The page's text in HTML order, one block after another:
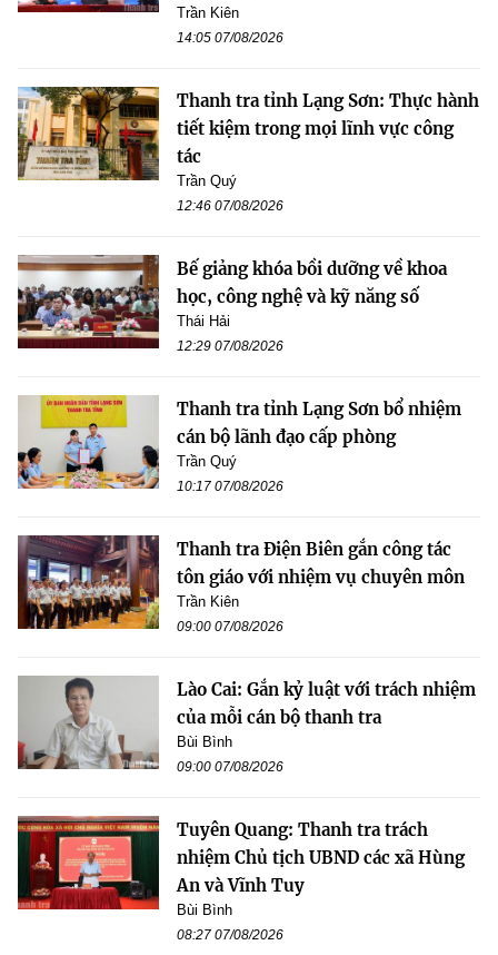
Trần Kiên
14:05 07/08/2026
Thanh tra tỉnh Lạng Sơn: Thực hành
tiết kiệm trong mọi lĩnh vực công
tác
Trần Quý
12:46 07/08/2026
Bế giảng khóa bồi dưỡng về khoa
học, công nghệ và kỹ năng số
Thái Hải
12:29 07/08/2026
Thanh tra tỉnh Lạng Sơn bổ nhiệm
cán bộ lãnh đạo cấp phòng
Trần Quý
10:17 07/08/2026
Thanh tra Điện Biên gắn công tác
tôn giáo với nhiệm vụ chuyên môn
Trần Kiên
09:00 07/08/2026
Lào Cai: Gắn kỷ luật với trách nhiệm
của mỗi cán bộ thanh tra
Bùi Bình
09:00 07/08/2026
Tuyên Quang: Thanh tra trách
nhiệm Chủ tịch UBND các xã Hùng
An và Vĩnh Tuy
Bùi Bình
08:27 07/08/2026